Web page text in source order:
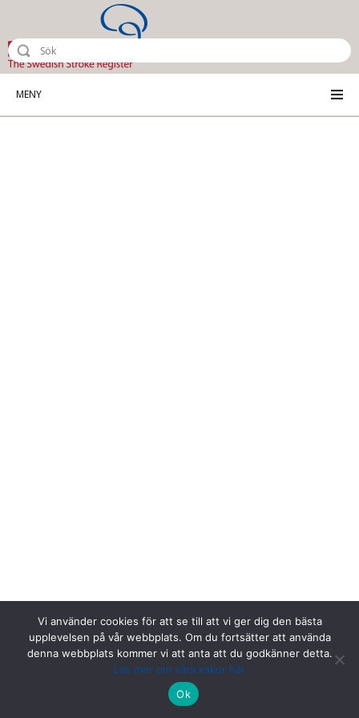
MENY
Riksstroke, Målpunkt PA rum 1013, Norrlands universitetssjukhus,
Vi använder cookies för att se till att vi ger dig den bästa
upplevelsen på vår webbplats. Om du fortsätter att använda
denna webbplats kommer vi att anta att du godkänner detta.
Läs mer om våra kakor här
Ok